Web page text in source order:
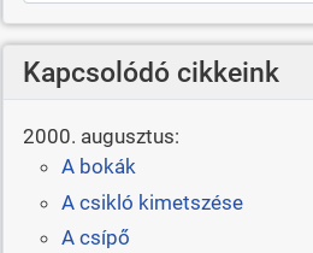
Kapcsolódó cikkeink
2000. augusztus:
A bokák
A csikló kimetszése
A csípő